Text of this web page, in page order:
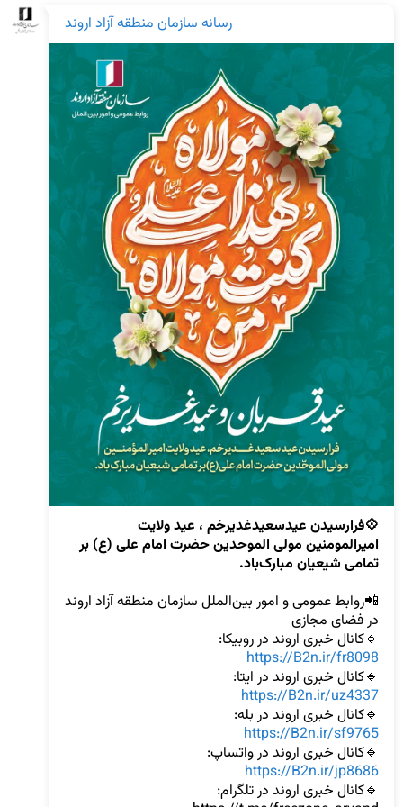
رسانه سازمان منطقه آزاد اروند
امیرالمومنین مولی الموحدین حضرت امام علی (ع) بر
تمامی شیعیان مبارک‌باد.
🔹️کانال خبری اروند در روبیکا:
https://B2n.ir/fr8098
🔹️کانال خبری اروند در ایتا:
https://B2n.ir/uz4337
🔹️کانال خبری اروند در بله:
https://B2n.ir/sf9765
🔹️کانال خبری اروند در واتساپ:
https://B2n.ir/jp8686